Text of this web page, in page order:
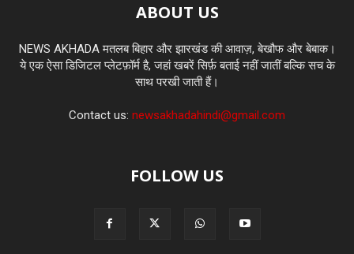
ABOUT US
NEWS AKHADA मतलब बिहार और झारखंड की आवाज़, बेखौफ और बेबाक।
ये एक ऐसा डिजिटल प्लेटफ़ॉर्म है, जहां खबरें सिर्फ़ बताई नहीं जातीं बल्कि सच के
साथ परखी जाती हैं।
Contact us: newsakhadahindi@gmail.com
FOLLOW US